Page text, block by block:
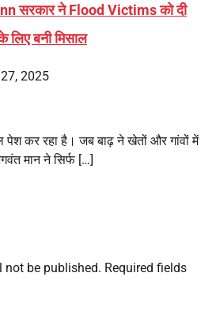
सरकार ने Flood Victims को दी
लिए बनी मिसाल
2025
पेश कर रहा है। जब बाढ़ ने खेतों और गांवों में
मान ने सिर्फ […]
not be published. Required fields